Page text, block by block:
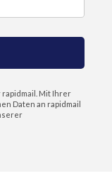
Mit Ihrer
Daten an rapidmail